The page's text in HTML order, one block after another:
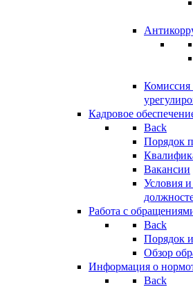
Комиссия
Кадровое
Back
Порядок
Вакансии
Условия
Работа с
Back
Порядок
Обзор
Информация о
Back